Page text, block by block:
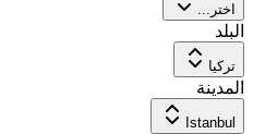
اختر...
البلد
تركيا
المدينة
Istanbul